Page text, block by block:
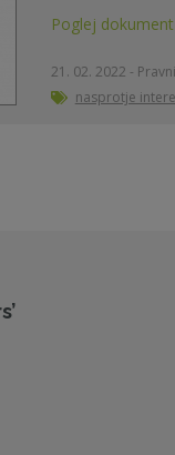
Poglej dokument
21. 02. 2022 -
nasprotje